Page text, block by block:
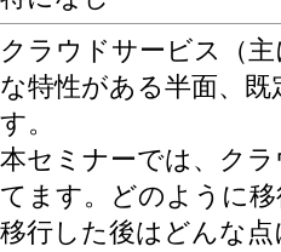
クラウドサービス（
な特性がある半面、
す。
本セミナーでは、ク
てます。どのように
移行した後はどんな